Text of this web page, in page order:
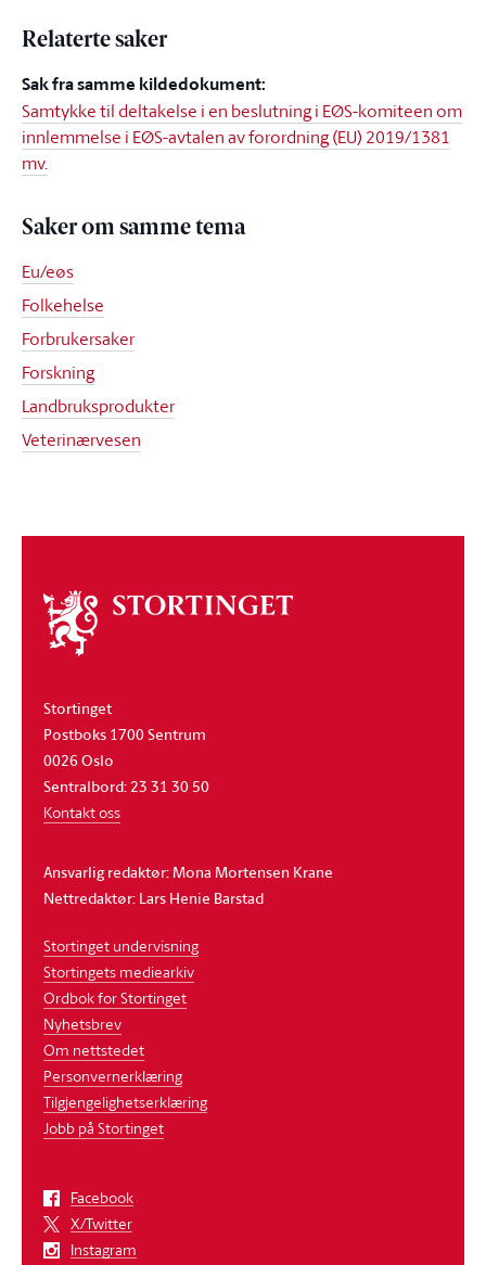
Relaterte saker
Sak fra samme kildedokument:
Samtykke til deltakelse i en beslutning i EØS-komiteen om
innlemmelse i EØS-avtalen av forordning (EU) 2019/1381
mv.
Saker om samme tema
Eu/eøs
Folkehelse
Forbrukersaker
Forskning
Landbruksprodukter
Veterinærvesen
Om
stortinget
Stortinget
Postboks 1700 Sentrum
0026 Oslo
Sentralbord: 23 31 30 50
Kontakt oss
Ansvarlig redaktør: Mona Mortensen Krane
Nettredaktør: Lars Henie Barstad
Stortinget undervisning
Stortingets mediearkiv
Ordbok for Stortinget
Nyhetsbrev
Om nettstedet
Personvernerklæring
Tilgjengelighetserklæring
Jobb på Stortinget
Facebook
X/Twitter
Instagram